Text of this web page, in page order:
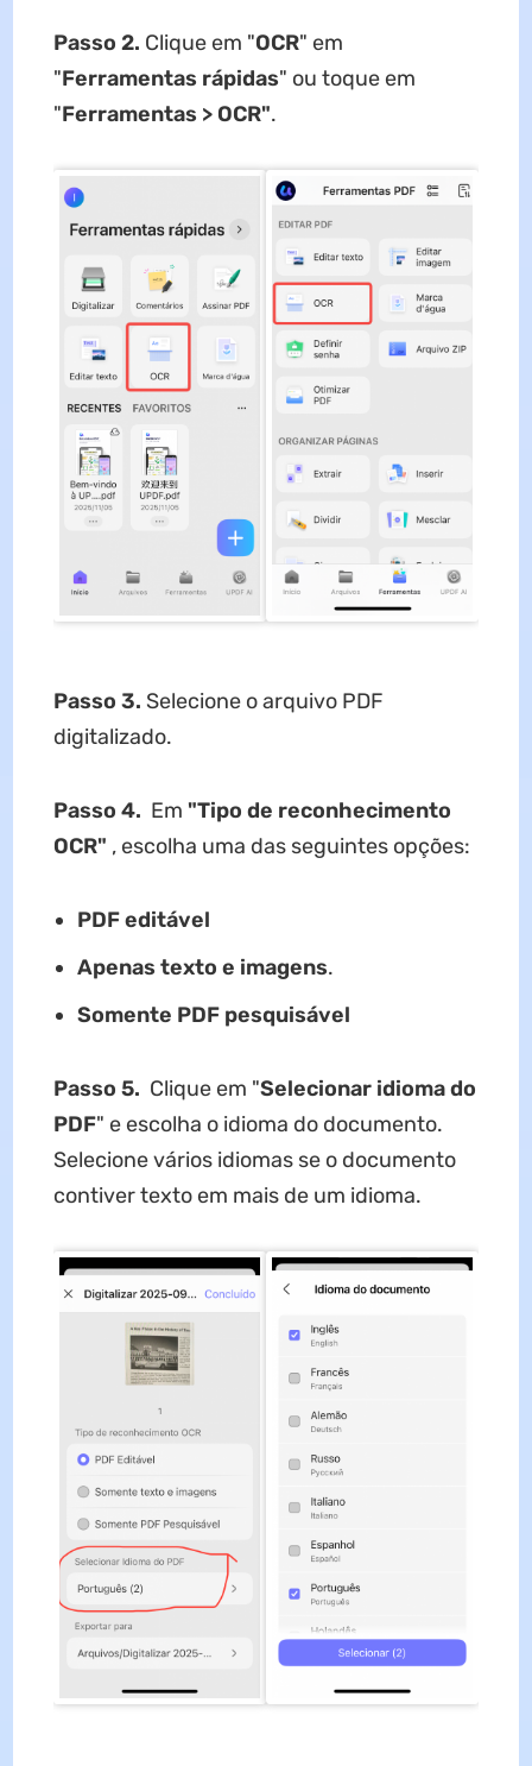
Passo 2. Clique em "OCR" em
"Ferramentas rápidas" ou toque em
"Ferramentas > OCR".
Passo 3. Selecione o arquivo PDF
digitalizado.
Passo 4. Em "Tipo de reconhecimento
OCR" , escolha uma das seguintes opções:
PDF editável
Apenas texto e imagens.
Somente PDF pesquisável
Passo 5. Clique em "Selecionar idioma do
PDF" e escolha o idioma do documento.
Selecione vários idiomas se o documento
contiver texto em mais de um idioma.